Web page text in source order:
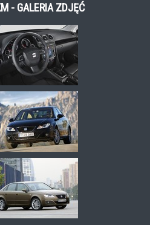
- GALERIA ZDJĘĆ